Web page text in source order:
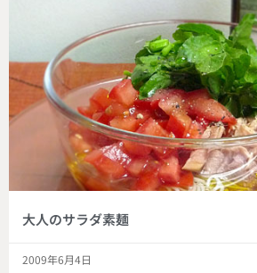
大人のサラダ素麺
2009年6月4日